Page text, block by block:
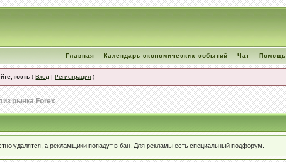
Главная Календарь экономических событий Чат Помощь
гость (Вход |Регистрация )
рынка Forex
удалятся, а рекламщики попадут в бан. Для рекламы есть специальный подфорум.